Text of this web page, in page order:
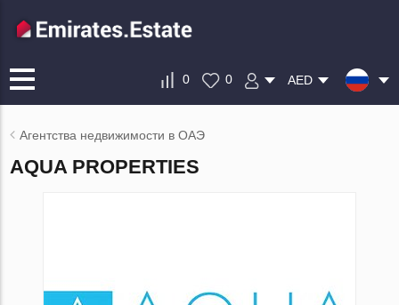
0 0 AED
Агентства недвижимости в ОАЭ
AQUA PROPERTIES